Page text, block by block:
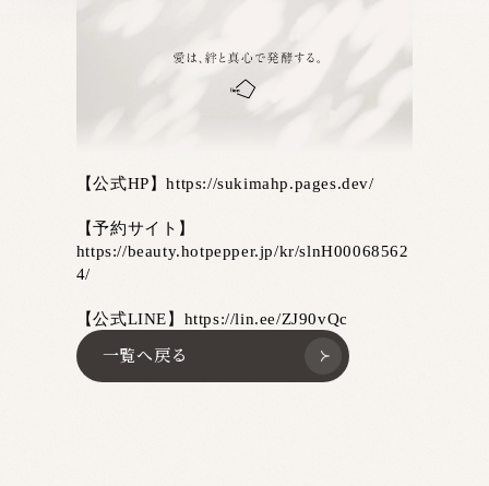
【公式HP】https://sukimahp.pages.dev/
【予約サイト】
https://beauty.hotpepper.jp/kr/slnH00068562
4/
【公式LINE】https://lin.ee/ZJ90vQc
一覧へ戻る